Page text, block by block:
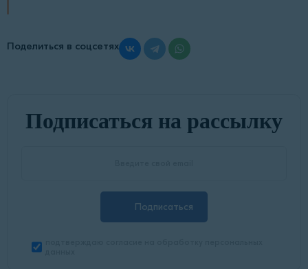
Поделиться в соцсетях
Подписаться на рассылку
Подписаться